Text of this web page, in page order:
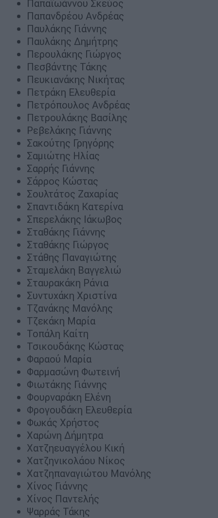
Παπαϊωάννου Σκεύος
Παπανδρέου Ανδρέας
Παυλάκης Γιάννης
Παυλάκης Δημήτρης
Περουλάκης Γιώργος
Πεσβάντης Τάκης
Πευκιανάκης Νικήτας
Πετράκη Ελευθερία
Πετρόπουλος Ανδρέας
Πετρουλάκης Βασίλης
Ρεβελάκης Γιάννης
Σακούτης Γρηγόρης
Σαμιώτης Ηλίας
Σαρρής Γιάννης
Σάρρος Κώστας
Σουλτάτος Ζαχαρίας
Σπαντιδάκη Κατερίνα
Σπερελάκης Ιάκωβος
Σταθάκης Γιάννης
Σταθάκης Γιώργος
Στάθης Παναγιώτης
Σταμελάκη Βαγγελιώ
Σταυρακάκη Ράνια
Συντυχάκη Χριστίνα
Τζανάκης Μανόλης
Τζεκάκη Μαρία
Τοπάλη Καίτη
Τσικουδάκης Κώστας
Φαραού Μαρία
Φαρμασώνη Φωτεινή
Φιωτάκης Γιάννης
Φουρναράκη Ελένη
Φρογουδάκη Ελευθερία
Φωκάς Χρήστος
Χαρώνη Δήμητρα
Χατζηευαγγέλου Κική
Χατζηνικολάου Νίκος
Χατζηπαναγιώτου Μανόλης
Χίνος Γιάννης
Χίνος Παντελής
Ψαρράς Τάκης